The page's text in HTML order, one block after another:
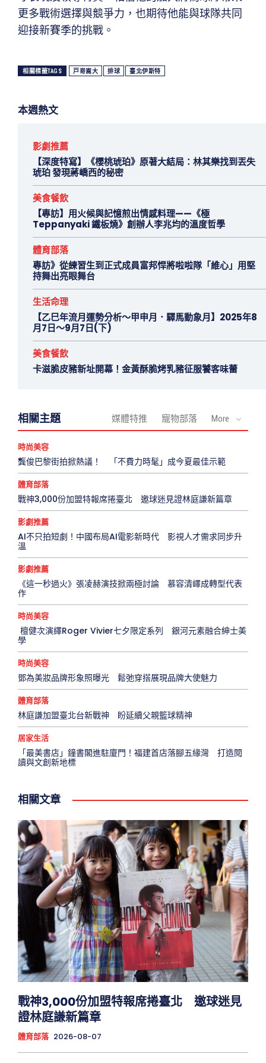
更多戰術選擇與競爭力，也期待他能與球隊共同
迎接新賽季的挑戰。
相關標籤TAGS 戸嵜嵩大 排球 臺北伊斯特
本週熱文
影劇推薦
【深度特寫】《櫻桃琥珀》原著大結局：林其樂找到丟失
琥珀 發現蔣嶠西的秘密
美食餐飲
【專訪】用火候與記憶煎出情感料理——《極
Teppanyaki 鐵板燒》創辦人李兆均的溫度哲學
體育部落
專訪》從練習生到正式成員富邦悍將啦啦隊「維心」用堅
持舞出亮眼舞台
生活命理
【乙巳年流月運勢分析～甲申月．驛馬動象月】2025年8
月7日～9月7日(下)
美食餐飲
卡滋脆皮豬新址開幕！金黃酥脆烤乳豬征服饕客味蕾
相關主題 媒體特推 寵物部落 More
時尚美容
龔俊巴黎街拍掀熱議！ 「不費力時髦」成今夏最佳示範
體育部落
戰神3,000份加盟特報席捲臺北 邀球迷見證林庭謙新篇章
影劇推薦
AI不只拍短劇！中國布局AI電影新時代 影視人才需求同步升
溫
影劇推薦
《這一秒過火》張凌赫演技掀兩極討論 慕容清嶧成轉型代表
作
時尚美容
檀健次演繹Roger Vivier七夕限定系列 銀河元素融合紳士美
學
時尚美容
鄧為美妝品牌形象照曝光 鬆弛穿搭展現品牌大使魅力
體育部落
林庭謙加盟臺北台新戰神 盼延續父親籃球精神
居家生活
「最美書店」鐘書閣進駐廈門！福建首店落腳五緣灣 打造閱
讀與文創新地標
相關文章
戰神3,000份加盟特報席捲臺北 邀球迷見
證林庭謙新篇章
體育部落 2026-08-07